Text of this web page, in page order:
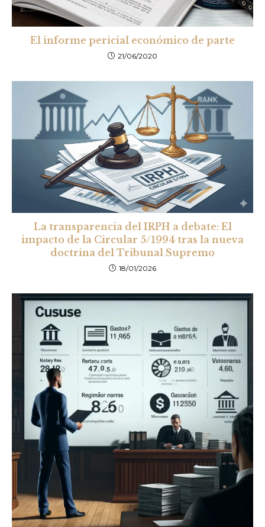
El informe pericial económico de parte
21/06/2020
La transparencia del IRPH a debate: El
impacto de la Circular 5/1994 tras la nueva
doctrina del Tribunal Supremo
18/01/2026